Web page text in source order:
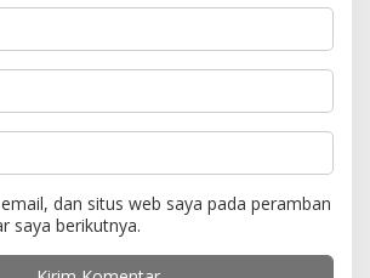
dan situs web saya pada peramban
saya berikutnya.